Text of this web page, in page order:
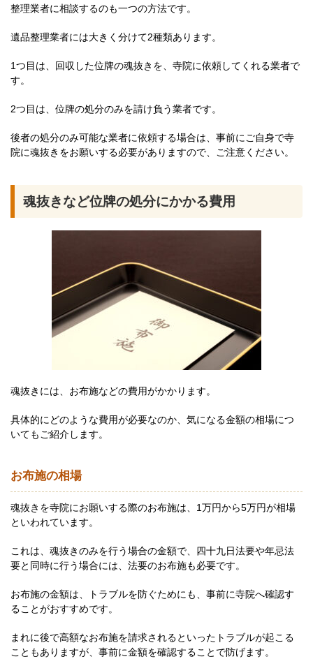
整理業者に相談するのも一つの方法です。
遺品整理業者には大きく分けて2種類あります。
1つ目は、回収した位牌の魂抜きを、寺院に依頼してくれる業者で
す。
2つ目は、位牌の処分のみを請け負う業者です。
後者の処分のみ可能な業者に依頼する場合は、事前にご自身で寺
院に魂抜きをお願いする必要がありますので、ご注意ください。
魂抜きなど位牌の処分にかかる費用
魂抜きには、お布施などの費用がかかります。
具体的にどのような費用が必要なのか、気になる金額の相場につ
いてもご紹介します。
お布施の相場
魂抜きを寺院にお願いする際のお布施は、1万円から5万円が相場
といわれています。
これは、魂抜きのみを行う場合の金額で、四十九日法要や年忌法
要と同時に行う場合には、法要のお布施も必要です。
お布施の金額は、トラブルを防ぐためにも、事前に寺院へ確認す
ることがおすすめです。
まれに後で高額なお布施を請求されるといったトラブルが起こる
こともありますが、事前に金額を確認することで防げます。